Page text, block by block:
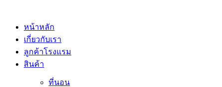
หน้าหลัก
เกี่ยวกับเรา
ลูกค้าโรงแรม
สินค้า
ที่นอน